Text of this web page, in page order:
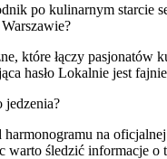
po kulinarnym starcie
które łączy
hasło Lokalnie jest
jedzenia?
na
śledzić informacje